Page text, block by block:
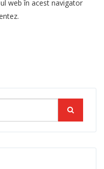
web în acest navigator